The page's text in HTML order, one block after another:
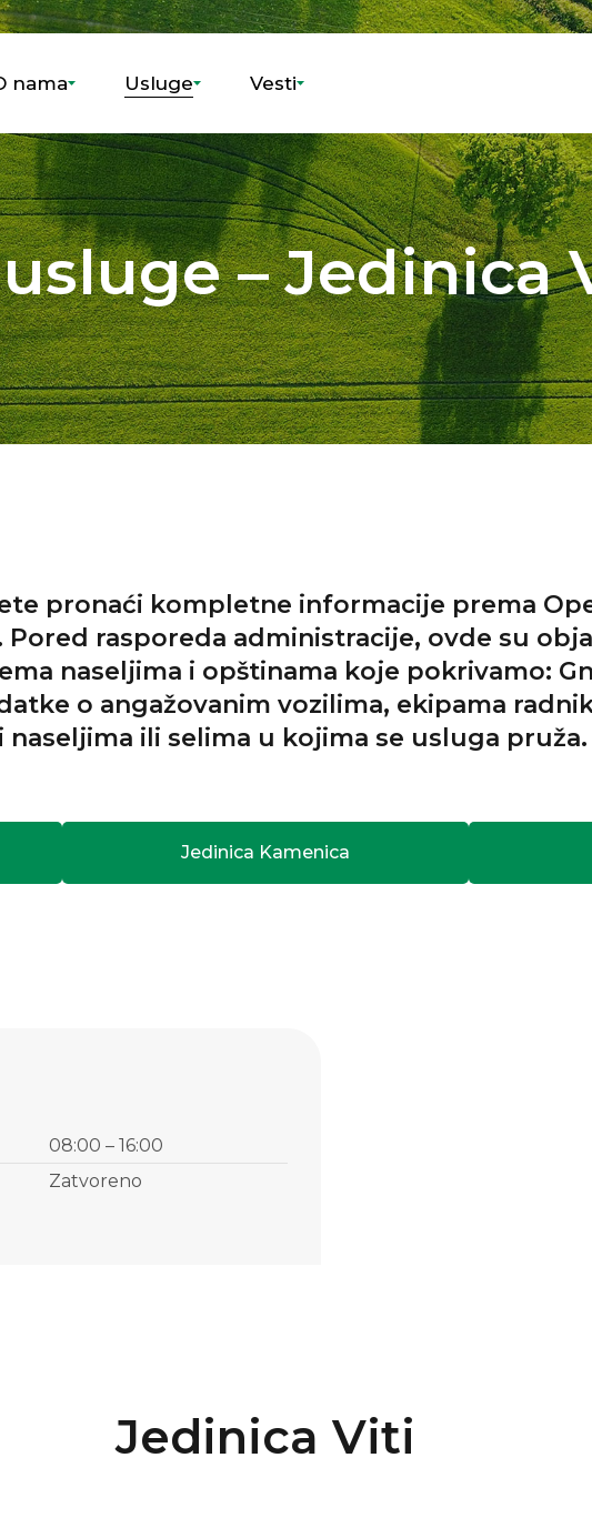
nama Usluge Vesti
– Jedinica
pronaći kompletne informacije prema
rasporeda administracije, ovde su
naseljima i opštinama koje pokrivamo:
o angažovanim vozilima, ekipama
naseljima ili selima u kojima se usluga pruža.
Jedinica Kamenica
08:00 – 16:00
Zatvoreno
Jedinica Viti